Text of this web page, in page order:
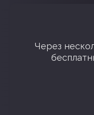
Через
НАМ